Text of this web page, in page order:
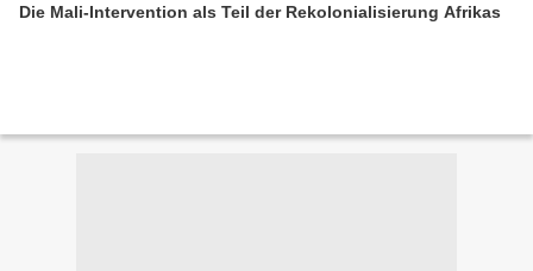
Die Mali-Intervention als Teil der Rekolonialisierung Afrikas